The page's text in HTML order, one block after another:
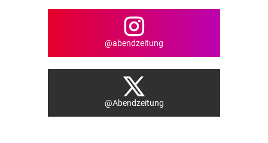
@abendzeitung
@Abendzeitung